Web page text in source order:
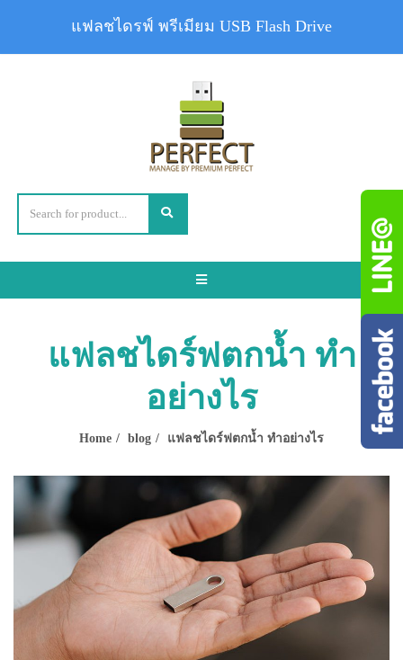
Toggle
แฟลชไดร์ฟตกน้ำ ทำ
อย่างไร
Home blog แฟลชไดร์ฟตกน้ำ ทำอย่างไร
แฟลชไดรฟ์ พรีเมียม USB Flash Drive